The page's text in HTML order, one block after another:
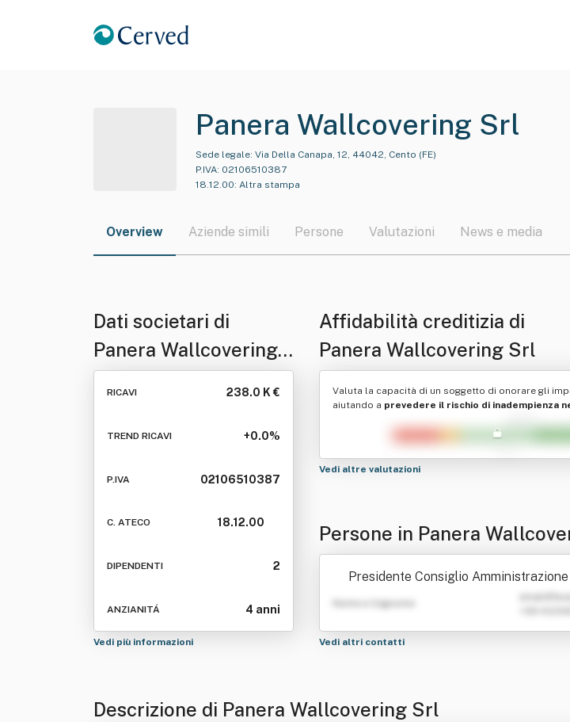
Panera Wallcovering Srl
Sede legale: Via Della Canapa, 12, 44042, Cento (FE)
P.IVA: 02106510387
18.12.00: Altra stampa
Overview Aziende simili Persone Valutazioni News e media
Dati societari di
Panera Wallcovering
Srl
RICAVI 238.0 K €
TREND RICAVI +0.0%
P.IVA 02106510387
C. ATECO 18.12.00
DIPENDENTI 2
ANZIANITÁ 4 anni
Vedi più informazioni
Affidabilità creditizia di
Panera Wallcovering Srl
Valuta la capacità di un soggetto di onorare gli
aiutando a prevedere il rischio di inadempienza
Vedi altre valutazioni
Persone in Panera
Presidente Consiglio Amministrazione
Nome e Cognome
Vedi altri contatti
Descrizione di Panera Wallcovering Srl